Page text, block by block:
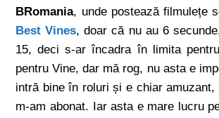
BRomania, unde postează filmulețe
Best Vines, doar că nu au 6
15, deci s-ar încadra în limita
pentru Vine, dar mă rog, nu asta e
intră bine în roluri și e chiar amuzant,
m-am abonat. Iar asta e mare lucru